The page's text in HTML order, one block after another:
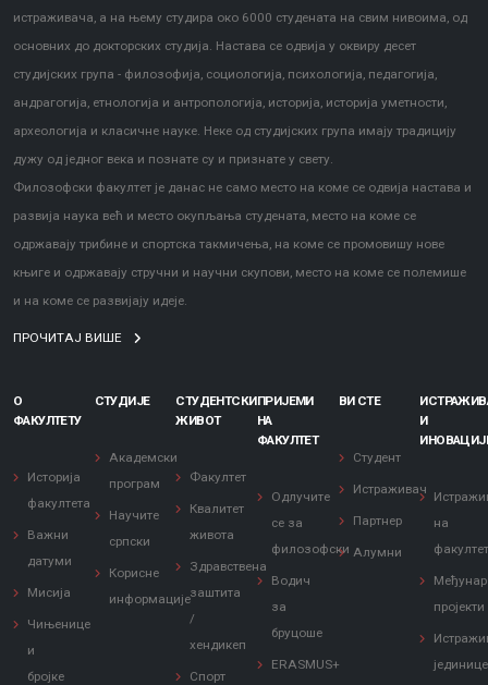
истраживача, а на њему студира око 6000 студената на свим нивоима, од
основних до докторских студија. Настава се одвија у оквиру десет
студијских група - филозофија, социологија, психологија, педагогија,
андрагогија, етнологија и антропологија, историја, историја уметности,
археологија и класичне науке. Неке од студијских група имају традицију
дужу од једног века и познате су и признате у свету.
Филозофски факултет је данас не само место на коме се одвија настава и
развија наука већ и место окупљања студената, место на коме се
одржавају трибине и спортска такмичења, на коме се промовишу нове
књиге и одржавају стручни и научни скупови, место на коме се полемише
и на коме се развијају идеје.
ПРОЧИТАЈ ВИШЕ
О
ФАКУЛТЕТУ
Историја
факултета
Важни
датуми
Мисија
Чињенице
и
бројке
СТУДИЈЕ
Академски
програм
Научите
српски
Корисне
информације
СТУДЕНТСКИ
ЖИВОТ
Факултет
Квалитет
живота
Здравствена
заштита
/
хендикеп
Спорт
ПРИЈЕМИ
НА
ФАКУЛТЕТ
Одлучите
се за
филозофски
Водич
за
бруцоше
ERASMUS+
ВИ СТЕ
Студент
Истраживач
Партнер
Алумни
И
на
пројекти
јединице